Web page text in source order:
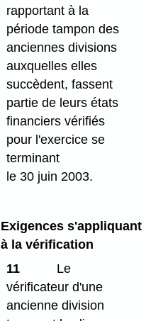
rapportant à la
période tampon des
anciennes divisions
auxquelles elles
succèdent, fassent
partie de leurs états
financiers vérifiés
pour l'exercice se
terminant
le 30 juin 2003.
Exigences s'appliquant
à la vérification
11
Le
vérificateur d'une
ancienne division